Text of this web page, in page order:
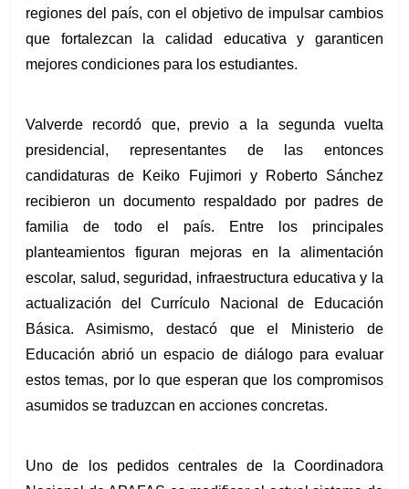
regiones del país, con el objetivo de impulsar cambios
que fortalezcan la calidad educativa y garanticen
mejores condiciones para los estudiantes.
Valverde recordó que, previo a la segunda vuelta
presidencial, representantes de las entonces
candidaturas de Keiko Fujimori y Roberto Sánchez
recibieron un documento respaldado por padres de
familia de todo el país. Entre los principales
planteamientos figuran mejoras en la alimentación
escolar, salud, seguridad, infraestructura educativa y la
actualización del Currículo Nacional de Educación
Básica. Asimismo, destacó que el Ministerio de
Educación abrió un espacio de diálogo para evaluar
estos temas, por lo que esperan que los compromisos
asumidos se traduzcan en acciones concretas.
Uno de los pedidos centrales de la Coordinadora